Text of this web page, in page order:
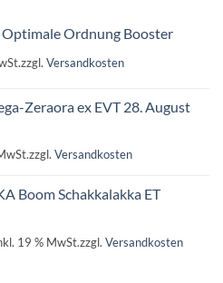
Ordnung Booster
zzgl. Versandkosten
Zeraora ex EVT 28. August
zzgl. Versandkosten
Boom Schakkalakka ET
19 % MwSt.zzgl. Versandkosten